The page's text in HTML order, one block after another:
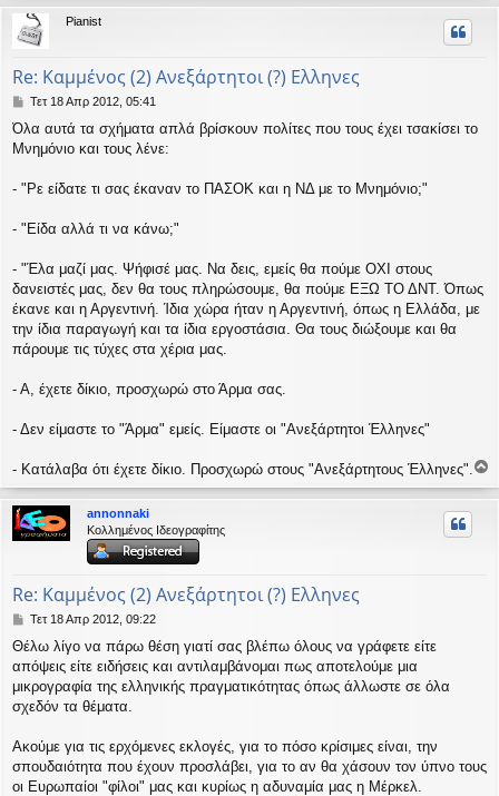
η
ρ
Pianist
Re: Καμμένος (2) Ανεξάρτητοι (?) Ελληνες
Δ
μ
ο
ί
σ
Τετ 18 Απρ 2012, 05:41
Όλα αυτά τα σχήματα απλά βρίσκουν πολίτες που τους έχει τσακίσει το
Μνημόνιο και τους λένε:
- "Ρε είδατε τι σας έκαναν το ΠΑΣΟΚ και η ΝΔ με το Μνημόνιο;"
- "Είδα αλλά τι να κάνω;"
- "Έλα μαζί μας. Ψήφισέ μας. Να δεις, εμείς θα πούμε ΟΧΙ στους
δανειστές μας, δεν θα τους πληρώσουμε, θα πούμε ΕΞΩ ΤΟ ΔΝΤ. Όπως
έκανε και η Αργεντινή. Ίδια χώρα ήταν η Αργεντινή, όπως η Ελλάδα, με
την ίδια παραγωγή και τα ίδια εργοστάσια. Θα τους διώξουμε και θα
πάρουμε τις τύχες στα χέρια μας.
- Α, έχετε δίκιο, προσχωρώ στο Άρμα σας.
- Δεν είμαστε το "Άρμα" εμείς. Είμαστε οι "Ανεξάρτητοι Έλληνες"
- Κατάλαβα ότι έχετε δίκιο. Προσχωρώ στους "Ανεξάρτητους Έλληνες".
ο
ρ
annonnaki
Κολλημένος Ιδεογραφίτης
Re: Καμμένος (2) Ανεξάρτητοι (?) Ελληνες
Δ
μ
ο
σ
ί
ε
σ
η
Τετ 18 Απρ 2012, 09:22
Θέλω λίγο να πάρω θέση γιατί σας βλέπω όλους να γράφετε είτε
απόψεις είτε ειδήσεις και αντιλαμβάνομαι πως αποτελούμε μια
μικρογραφία της ελληνικής πραγματικότητας όπως άλλωστε σε όλα
σχεδόν τα θέματα.
Ακούμε για τις ερχόμενες εκλογές, για το πόσο κρίσιμες είναι, την
σπουδαιότητα που έχουν προσλάβει, για το αν θα χάσουν τον ύπνο τους
οι Ευρωπαίοι "φίλοι" μας και κυρίως η αδυναμία μας η Μέρκελ.